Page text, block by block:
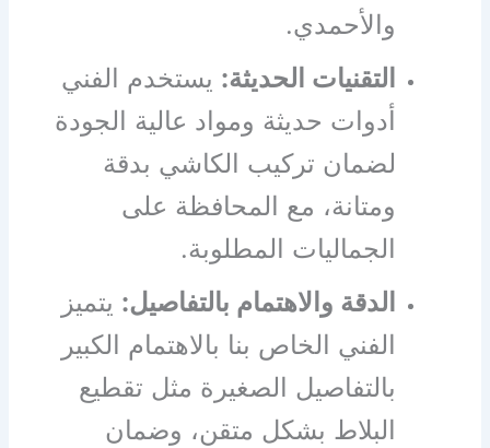
والأحمدي.
التقنيات الحديثة: يستخدم الفني
أدوات حديثة ومواد عالية الجودة
لضمان تركيب الكاشي بدقة
ومتانة، مع المحافظة على
الجماليات المطلوبة.
الدقة والاهتمام بالتفاصيل: يتميز
الفني الخاص بنا بالاهتمام الكبير
بالتفاصيل الصغيرة مثل تقطيع
البلاط بشكل متقن، وضمان